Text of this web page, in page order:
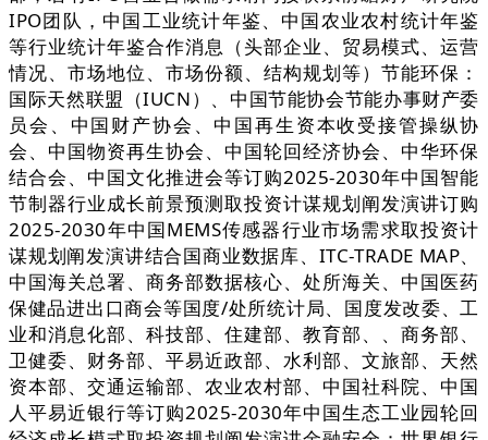
IPO团队，中国工业统计年鉴、中国农业农村统计年鉴
等行业统计年鉴合作消息（头部企业、贸易模式、运营
情况、市场地位、市场份额、结构规划等）节能环保：
国际天然联盟（IUCN）、中国节能协会节能办事财产委
员会、中国财产协会、中国再生资本收受接管操纵协
会、中国物资再生协会、中国轮回经济协会、中华环保
结合会、中国文化推进会等订购2025-2030年中国智能
节制器行业成长前景预测取投资计谋规划阐发演讲订购
2025-2030年中国MEMS传感器行业市场需求取投资计
谋规划阐发演讲结合国商业数据库、ITC-TRADE MAP、
中国海关总署、商务部数据核心、处所海关、中国医药
保健品进出口商会等国度/处所统计局、国度发改委、工
业和消息化部、科技部、住建部、教育部、、商务部、
卫健委、财务部、平易近政部、水利部、文旅部、天然
资本部、交通运输部、农业农村部、中国社科院、中国
人平易近银行等订购2025-2030年中国生态工业园轮回